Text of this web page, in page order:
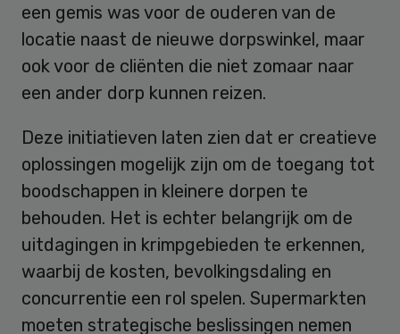
een gemis was voor de ouderen van de
locatie naast de nieuwe dorpswinkel, maar
ook voor de cliënten die niet zomaar naar
een ander dorp kunnen reizen.
Deze initiatieven laten zien dat er creatieve
oplossingen mogelijk zijn om de toegang tot
boodschappen in kleinere dorpen te
behouden. Het is echter belangrijk om de
uitdagingen in krimpgebieden te erkennen,
waarbij de kosten, bevolkingsdaling en
concurrentie een rol spelen. Supermarkten
moeten strategische beslissingen nemen